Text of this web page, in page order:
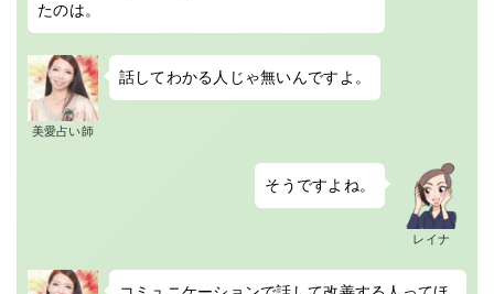
たのは。
美愛占い師
話してわかる人じゃ無いんですよ。
レイナ
そうですよね。